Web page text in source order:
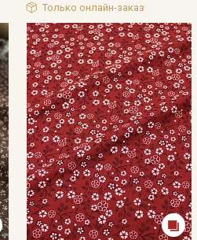
Только онлайн-заказ